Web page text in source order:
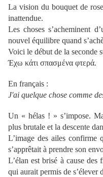
La vision du bouquet de
inattendue.
Les choses s’acheminent
nouvel équilibre quand
Voici le début de la seconde
Έχω κάτι σπασμένα φτερά.
En français :
J'ai quelque chose comme
Un « hélas ! » s’impose.
plus brutale et la descente
L’image des ailes confirme
s’apprêtait à prendre son
L’élan est brisé à cause des
qui aurait permis de s’élever